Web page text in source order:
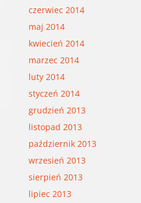
czerwiec 2014
maj 2014
kwiecień 2014
marzec 2014
luty 2014
styczeń 2014
grudzień 2013
listopad 2013
październik 2013
wrzesień 2013
sierpień 2013
lipiec 2013